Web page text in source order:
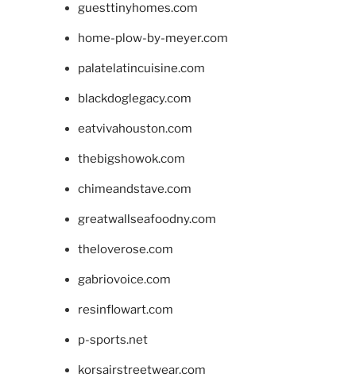
guesttinyhomes.com
home-plow-by-meyer.com
palatelatincuisine.com
blackdoglegacy.com
eatvivahouston.com
thebigshowok.com
chimeandstave.com
greatwallseafoodny.com
theloverose.com
gabriovoice.com
resinflowart.com
p-sports.net
korsairstreetwear.com